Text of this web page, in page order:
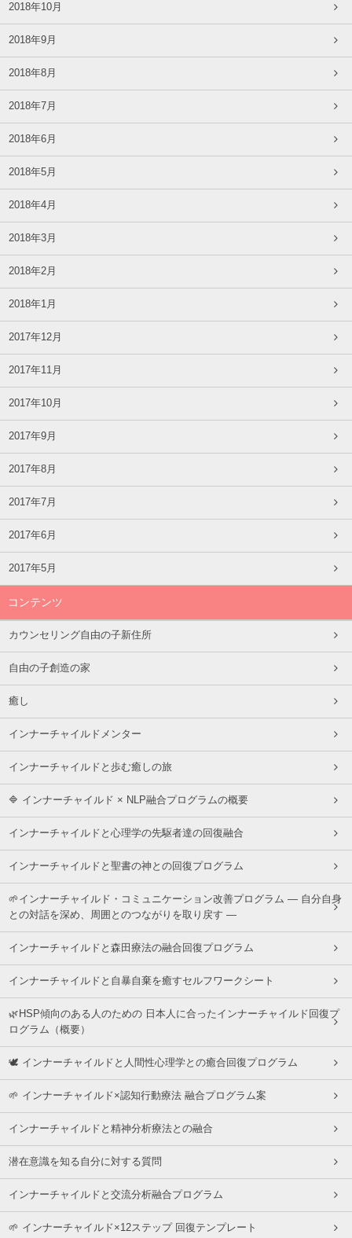
2018年10月
2018年9月
2018年8月
2018年7月
2018年6月
2018年5月
2018年4月
2018年3月
2018年2月
2018年1月
2017年12月
2017年11月
2017年10月
2017年9月
2017年8月
2017年7月
2017年6月
2017年5月
コンテンツ
カウンセリング自由の子新住所
自由の子創造の家
癒し
インナーチャイルドメンター
インナーチャイルドと歩む癒しの旅
🔷 インナーチャイルド × NLP融合プログラムの概要
インナーチャイルドと心理学の先駆者達の回復融合
インナーチャイルドと聖書の神との回復プログラム
🌱インナーチャイルド・コミュニケーション改善プログラム ― 自分自身
との対話を深め、周囲とのつながりを取り戻す ―
インナーチャイルドと森田療法の融合回復プログラム
インナーチャイルドと自暴自棄を癒すセルフワークシート
🌿HSP傾向のある人のための 日本人に合ったインナーチャイルド回復プ
ログラム（概要）
🕊 インナーチャイルドと人間性心理学との癒合回復プログラム
🌱 インナーチャイルド×認知行動療法 融合プログラム案
インナーチャイルドと精神分析療法との融合
潜在意識を知る自分に対する質問
インナーチャイルドと交流分析融合プログラム
🌱 インナーチャイルド×12ステップ 回復テンプレート